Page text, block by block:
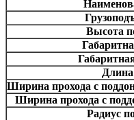
Высота
Ширина прохода с
Ширина прохода с
Радиус